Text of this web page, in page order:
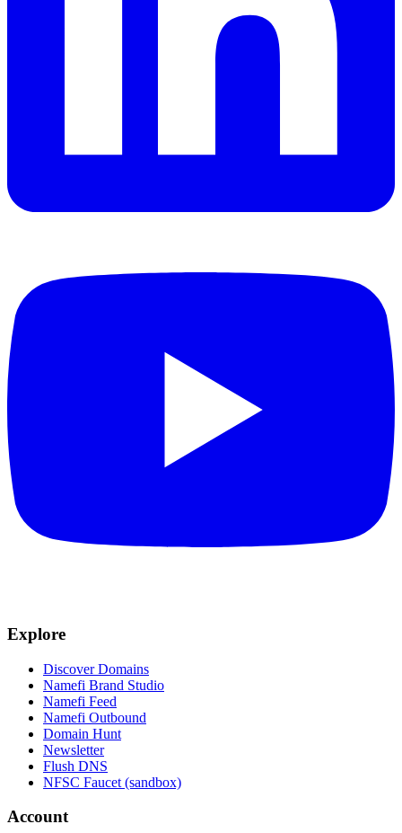
Explore
Discover Domains
Namefi Brand Studio
Namefi Feed
Namefi Outbound
Domain Hunt
Newsletter
Flush DNS
NFSC Faucet (sandbox)
Account